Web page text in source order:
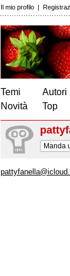
Il mio profilo |
Temi
Novità
Autori
Top
Manda